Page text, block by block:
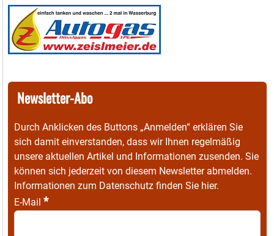
Newsletter-Abo
Durch Anklicken des Buttons „Anmelden“ erklären Sie
sich damit einverstanden, dass wir Ihnen regelmäßig
unsere aktuellen Artikel und Informationen zusenden. Sie
können sich jederzeit von diesem Newsletter abmelden.
Informationen zum Datenschutz finden Sie hier.
E-Mail *